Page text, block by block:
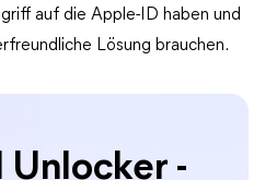
auf die Apple-ID haben und
Lösung brauchen.
Unlocker -